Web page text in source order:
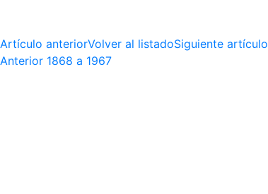
Artículo anteriorVolver al listadoSiguiente artículo
Anterior 1868 a 1967